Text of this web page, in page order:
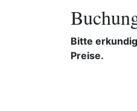
Bitte
Preise.